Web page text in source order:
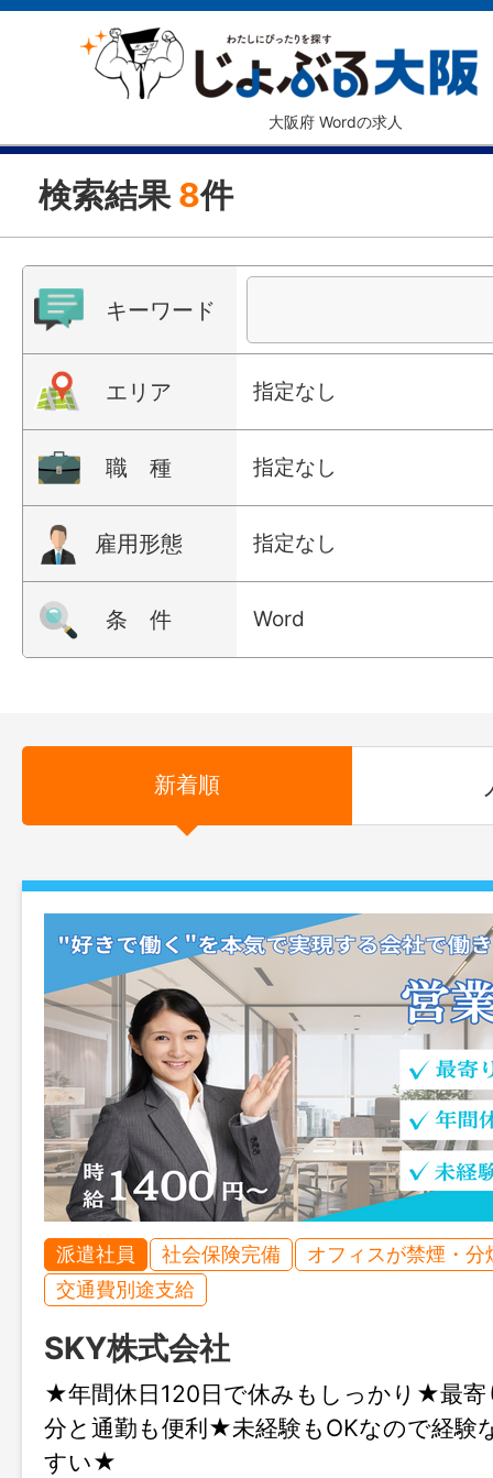
大阪府 Wordの求人
検索結果 8件
キーワード
エリア 指定なし
職 種 指定なし
雇用形態 指定なし
条 件 Word
新着順
派遣社員 社会保険完備
オフィスが禁煙・分
交通費別途支給
SKY株式会社
★年間休日120日で休みもしっかり★最寄
分と通勤も便利★未経験もOKなので経験
すい★